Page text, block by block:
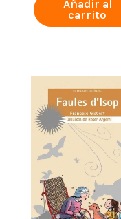
Añadir al
carrito